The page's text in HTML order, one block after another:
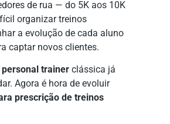
de rua — do 5K aos 10K
organizar treinos
a evolução de cada aluno
captar novos clientes.
trainer clássica já
Agora é hora de evoluir
prescrição de treinos